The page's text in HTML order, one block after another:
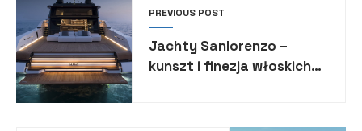
PREVIOUS POST
Jachty Sanlorenzo –
kunszt i finezja włoskich